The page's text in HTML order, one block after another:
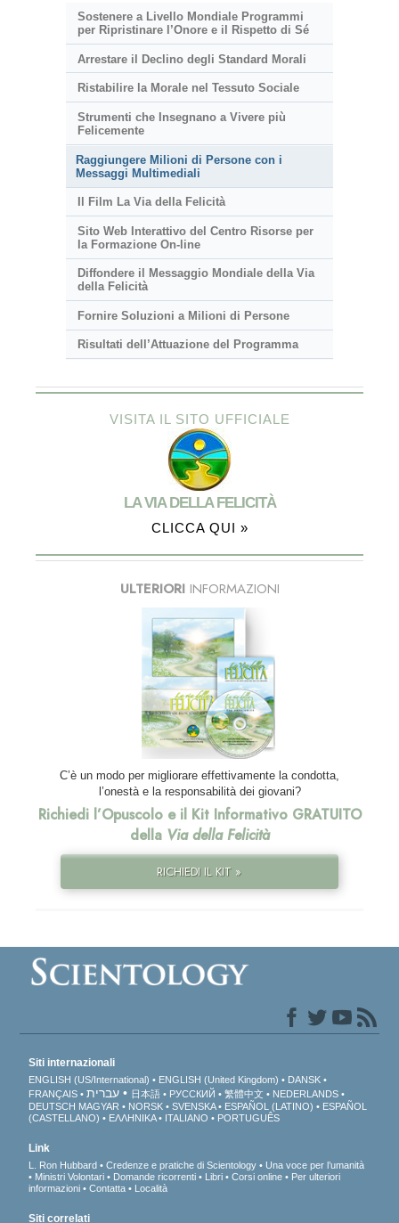
Sostenere a Livello Mondiale Programmi
per Ripristinare l’Onore e il Rispetto di Sé
Arrestare il Declino degli Standard Morali
Ristabilire la Morale nel Tessuto Sociale
Strumenti che Insegnano a Vivere più
Felicemente
Raggiungere Milioni di Persone con i
Messaggi Multimediali
Il Film La Via della Felicità
Sito Web Interattivo del Centro Risorse per
la Formazione On-line
Diffondere il Messaggio Mondiale della Via
della Felicità
Fornire Soluzioni a Milioni di Persone
Risultati dell’Attuazione del Programma
VISITA IL SITO UFFICIALE
LA VIA DELLA FELICITÀ
CLICCA QUI »
ULTERIORIINFORMAZIONI
C’è un modo per migliorare effettivamente la condotta,
l’onestà e la responsabilità dei giovani?
Richiedi l’Opuscolo e il Kit Informativo GRATUITO
della Via della Felicità
RICHIEDI IL KIT »
Siti internazionali
ENGLISH (US/International) ENGLISH (United Kingdom)
DANSK
FRANÇAIS
עברית 日本語 РУССКИЙ 繁體中文
NEDERLANDS
DEUTSCH MAGYAR NORSK SVENSKA ESPAÑOL (LATINO)
ESPAÑOL
(CASTELLANO)
ΕΛΛΗΝΙΚA ITALIANO PORTUGUÊS
Link
L. Ron Hubbard Credenze e pratiche di Scientology
Una voce per l’umanità
Ministri Volontari
Domande ricorrenti Libri Corsi online
Per ulteriori
informazioni
Contatta Località
Siti correlati